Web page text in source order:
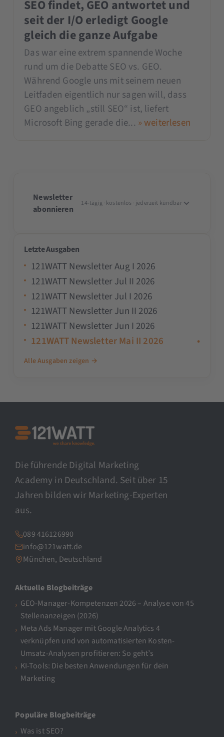
SEO findet, GEO antwortet und
seit der I/O erledigt Google
gleich die ganze Aufgabe
Das war eine extrem spannende Woche
rund um die Debatte SEO vs. GEO.
Während Google uns mit seinem neuen
Leitfaden eigentlich nur sagen will, dass
GEO angeblich „still SEO“ ist, liefert
Microsoft Bing gerade die... » weiterlesen
Newsletter
abonnieren
14-tägig · kostenlos · jederzeit kündbar
Letzte Ausgaben
121WATT Newsletter Aug I 2026
121WATT Newsletter Jul II 2026
121WATT Newsletter Jul I 2026
121WATT Newsletter Jun II 2026
121WATT Newsletter Jun I 2026
121WATT Newsletter Mai II 2026
•
Alle Ausgaben zeigen →
Die führende Digital Marketing
Academy in Deutschland. Seit über 15
Jahren bilden wir Marketing-Experten
aus.
089 416126990
info@121watt.de
München, Deutschland
Aktuelle Blogbeiträge
GEO-Manager-Kompetenzen 2026 – Analyse von 45
Stellenanzeigen (2026)
Meta Ads Manager mit Google Analytics 4
verknüpfen und von automatisierten Kosten-
Umsatz-Analysen profitieren: So geht’s
KI-Tools: Die besten Anwendungen für dein
Marketing
Populäre Blogbeiträge
Was ist SEO?